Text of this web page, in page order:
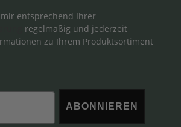
entsprechend Ihrer
regelmäßig und jederzeit
zu Ihrem Produktsortiment
ABONNIEREN